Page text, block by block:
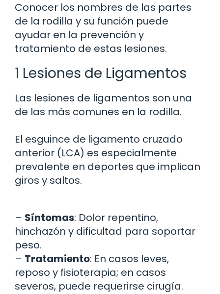
Conocer los nombres de las partes
de la rodilla y su función puede
ayudar en la prevención y
tratamiento de estas lesiones.
1 Lesiones de Ligamentos
Las lesiones de ligamentos son una
de las más comunes en la rodilla.
El esguince de ligamento cruzado
anterior (LCA) es especialmente
prevalente en deportes que implican
giros y saltos.
– Síntomas: Dolor repentino,
hinchazón y dificultad para soportar
peso.
– Tratamiento: En casos leves,
reposo y fisioterapia; en casos
severos, puede requerirse cirugía.